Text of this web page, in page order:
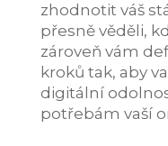
zhodnotit váš
přesně věděli,
zároveň vám
kroků tak, aby
digitální
potřebám vaší